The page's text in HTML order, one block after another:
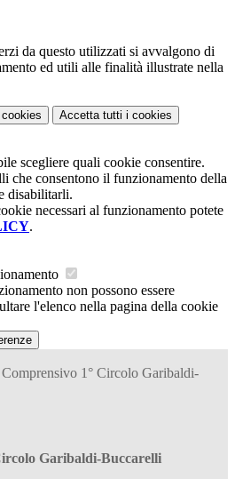
da questo utilizzati si avvalgono di
ed utili alle finalità illustrate nella
Accetta tutti i cookies
scegliere quali cookie consentire.
che consentono il funzionamento della
disabilitarli.
necessari al funzionamento potete
.
non possono essere
l'elenco nella pagina della cookie
1° Circolo Garibaldi-
Garibaldi-Buccarelli